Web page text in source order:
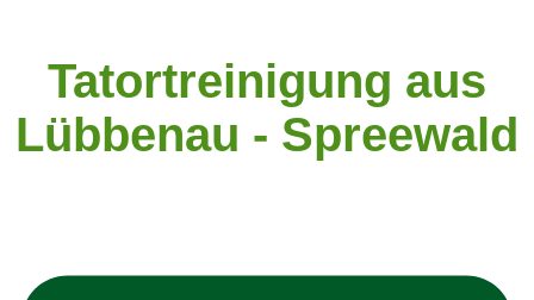
Tatortreinigung aus
Lübbenau - Spreewald